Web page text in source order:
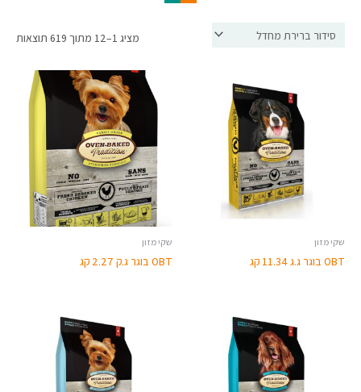
מציג 1–12 מתוך 619 תוצאות
שקי מזון
OBT בוגר ג.ג 11.34 קג
שקי מזון
OBT בוגר ג.ק 2.27 קג